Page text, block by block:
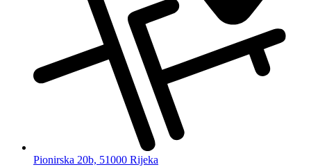
Pionirska 20b, 51000 Rijeka